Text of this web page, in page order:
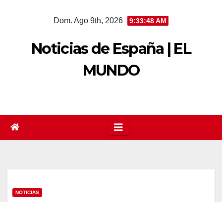
Dom. Ago 9th, 2026 9:33:49 AM
Noticias de España | EL
MUNDO
NOTICIAS